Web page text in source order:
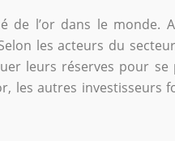
de l’or dans le monde.
les acteurs du
leurs réserves pour se
les autres investisseurs